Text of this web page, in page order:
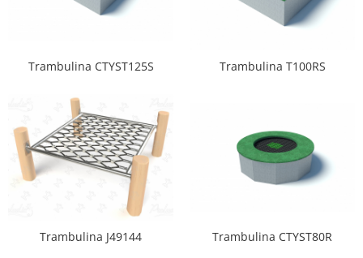
Garduri/Imprejmuiri
Panouri pentru informare/Marcaje
Rastel Biciclete
Trambulina CTYST125S Trambulina T100RS
Trambulina J49144 Trambulina CTYST80R